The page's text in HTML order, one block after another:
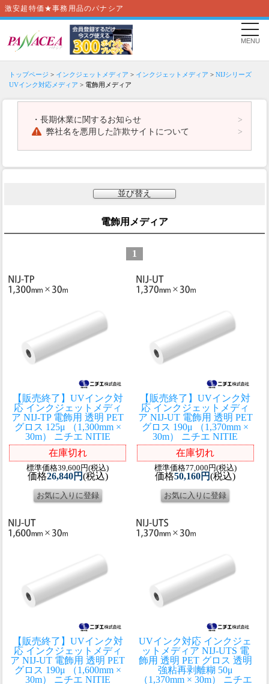
激安超特価★事務用品のパナシア
MENU
トップページ > インクジェットメディア > インクジェットメディア > NIJシリーズ
UVインク対応メディア > 電飾用メディア
・ 長期休業に関するお知らせ
弊社名を悪用した詐欺サイトについて
並び替え
電飾用メディア
1
【販売終了】UVインク対
応 インクジェットメディ
ア NIJ-TP 電飾用 透明 PET
グロス 125μ （1,300mm ×
30m） ニチエ NITIE
在庫切れ
標準価格39,600円(税込)
価格26,840円(税込)
【販売終了】UVインク対
応 インクジェットメディ
ア NIJ-UT 電飾用 透明 PET
グロス 190μ （1,370mm ×
30m） ニチエ NITIE
在庫切れ
標準価格77,000円(税込)
価格50,160円(税込)
【販売終了】UVインク対
応 インクジェットメディ
ア NIJ-UT 電飾用 透明 PET
グロス 190μ （1,600mm ×
30m） ニチエ NITIE
UVインク対応 インクジェ
ットメディア NIJ-UTS 電
飾用 透明 PET グロス 透明
強粘再剥離糊 50μ
（1,370mm × 30m） ニチエ